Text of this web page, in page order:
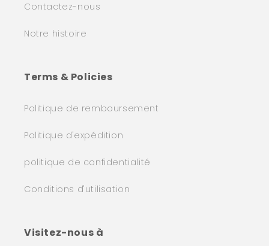
Contactez-nous
Notre histoire
Terms & Policies
Politique de remboursement
Politique d'expédition
politique de confidentialité
Conditions d'utilisation
Visitez-nous à